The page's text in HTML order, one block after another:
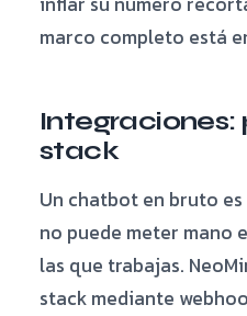
marco completo está
Integraciones:
stack
Un chatbot en bruto
no puede meter mano
las que trabajas.
stack mediante